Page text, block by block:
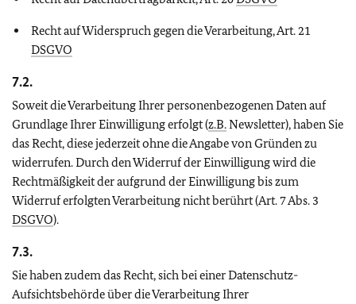
Recht auf Widerspruch gegen die Verarbeitung, Art. 21
DSGVO
7.2.
Soweit die Verarbeitung Ihrer personenbezogenen Daten auf
Grundlage Ihrer Einwilligung erfolgt (z.B.Newsletter), haben Sie
das Recht, diese jederzeit ohne die Angabe von Gründen zu
widerrufen. Durch den Widerruf der Einwilligung wird die
Rechtmäßigkeit der aufgrund der Einwilligung bis zum
Widerruf erfolgten Verarbeitung nicht berührt (Art. 7 Abs. 3
DSGVO).
7.3.
Sie haben zudem das Recht, sich bei einer Datenschutz-
Aufsichtsbehörde über die Verarbeitung Ihrer